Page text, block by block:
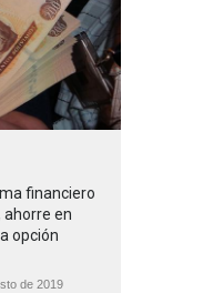
financiero
ahorre en
opción
de 2019